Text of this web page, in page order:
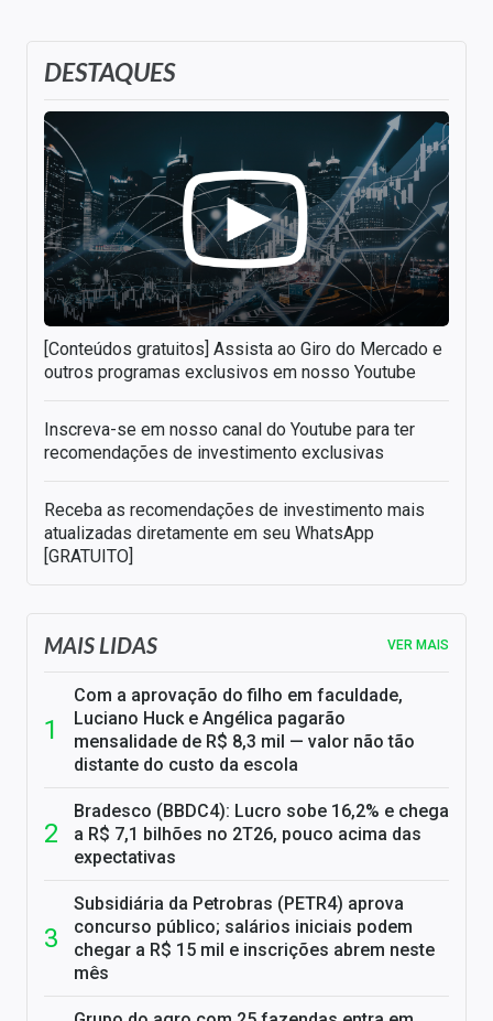
DESTAQUES
[Conteúdos gratuitos] Assista ao Giro do Mercado e
outros programas exclusivos em nosso Youtube
Inscreva-se em nosso canal do Youtube para ter
recomendações de investimento exclusivas
Receba as recomendações de investimento mais
atualizadas diretamente em seu WhatsApp
[GRATUITO]
MAIS LIDAS VER MAIS
Com a aprovação do filho em faculdade,
Luciano Huck e Angélica pagarão
mensalidade de R$ 8,3 mil — valor não tão
distante do custo da escola
Bradesco (BBDC4): Lucro sobe 16,2% e chega
a R$ 7,1 bilhões no 2T26, pouco acima das
expectativas
Subsidiária da Petrobras (PETR4) aprova
concurso público; salários iniciais podem
chegar a R$ 15 mil e inscrições abrem neste
mês